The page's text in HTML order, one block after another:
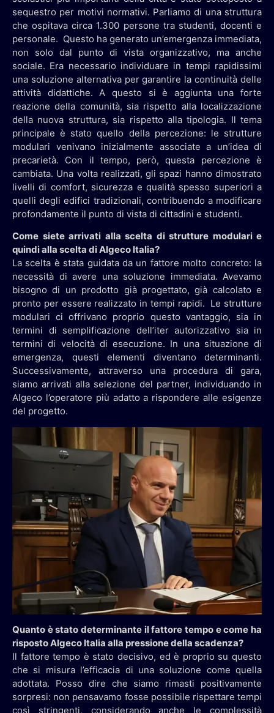
sequestro per motivi normativi. Parliamo di una struttura
che ospitava circa 1.300 persone tra studenti, docenti e
personale. Questo ha generato un’emergenza immediata,
non solo dal punto di vista organizzativo, ma anche
sociale. Era necessario individuare in tempi rapidissimi
una soluzione alternativa per garantire la continuità delle
attività didattiche. A questo si è aggiunta una forte
reazione della comunità, sia rispetto alla localizzazione
della nuova struttura, sia rispetto alla tipologia. Il tema
principale è stato quello della percezione: le strutture
modulari venivano inizialmente associate a un’idea di
precarietà. Con il tempo, però, questa percezione è
cambiata. Una volta realizzati, gli spazi hanno dimostrato
livelli di comfort, sicurezza e qualità spesso superiori a
quelli degli edifici tradizionali, contribuendo a modificare
profondamente il punto di vista di cittadini e studenti.
Come siete arrivati alla scelta di strutture modulari e
quindi alla scelta di Algeco Italia?
La scelta è stata guidata da un fattore molto concreto: la
necessità di avere una soluzione immediata. Avevamo
bisogno di un prodotto già progettato, già calcolato e
pronto per essere realizzato in tempi rapidi. Le strutture
modulari ci offrivano proprio questo vantaggio, sia in
termini di semplificazione dell’iter autorizzativo sia in
termini di velocità di esecuzione. In una situazione di
emergenza, questi elementi diventano determinanti.
Successivamente, attraverso una procedura di gara,
siamo arrivati alla selezione del partner, individuando in
Algeco l’operatore più adatto a rispondere alle esigenze
del progetto.
Quanto è stato determinante il fattore tempo e come ha
risposto Algeco Italia alla pressione della scadenza?
Il fattore tempo è stato decisivo, ed è proprio su questo
che si misura l’efficacia di una soluzione come quella
adottata. Posso dire che siamo rimasti positivamente
sorpresi: non pensavamo fosse possibile rispettare tempi
così stringenti, considerando anche le complessità